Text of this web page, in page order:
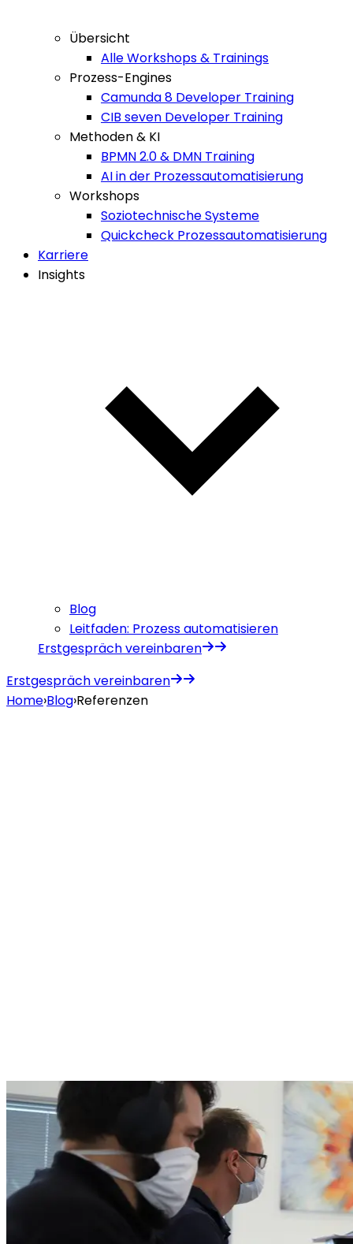
Übersicht
Alle Workshops & Trainings
Prozess-Engines
Camunda 8 Developer Training
CIB seven Developer Training
Methoden & KI
BPMN 2.0 & DMN Training
AI in der Prozessautomatisierung
Workshops
Soziotechnische Systeme
Quickcheck Prozessautomatisierung
Karriere
Insights
Blog
Leitfaden: Prozess automatisieren
Erstgespräch vereinbaren
Erstgespräch vereinbaren
Home›Blog›Referenzen